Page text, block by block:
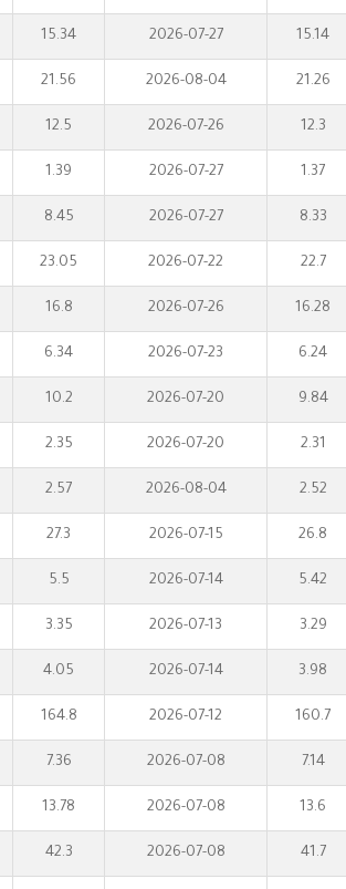
15.14
2026-07-27
15.34
21.26
2026-08-04
21.56
12.3
2026-07-26
12.5
1.37
2026-07-27
1.39
8.33
2026-07-27
8.45
22.7
2026-07-22
23.05
16.28
2026-07-26
16.8
6.24
2026-07-23
6.34
9.84
2026-07-20
10.2
2.31
2026-07-20
2.35
2.52
2026-08-04
2.57
26.8
2026-07-15
27.3
5.42
2026-07-14
5.5
3.29
2026-07-13
3.35
3.98
2026-07-14
4.05
160.7
2026-07-12
164.8
7.14
2026-07-08
7.36
13.6
2026-07-08
13.78
41.7
2026-07-08
42.3